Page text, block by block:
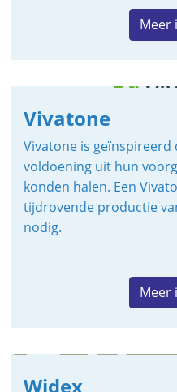
Meer
Vivatone
Vivatone is
voldoening uit hun
konden halen. Een
tijdrovende productie
nodig.
Meer
Widex